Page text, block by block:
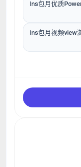
Ins包月优质
Ins包月视频view